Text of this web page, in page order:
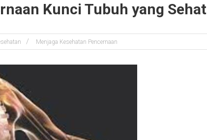
Kunci Tubuh yang Sehat
Menjaga Kesehatan Pencernaan